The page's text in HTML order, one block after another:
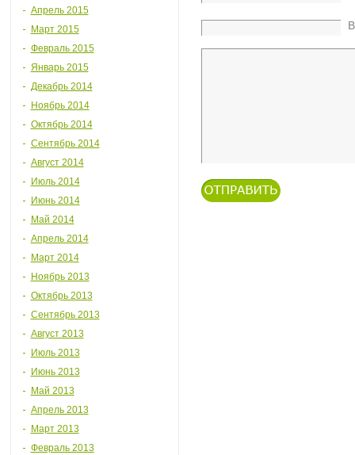
Апрель 2015
Март 2015
Февраль 2015
Январь 2015
Декабрь 2014
Ноябрь 2014
Октябрь 2014
Сентябрь 2014
Август 2014
Июль 2014
Июнь 2014
Май 2014
Апрель 2014
Март 2014
Ноябрь 2013
Октябрь 2013
Сентябрь 2013
Август 2013
Июль 2013
Июнь 2013
Май 2013
Апрель 2013
Март 2013
Февраль 2013